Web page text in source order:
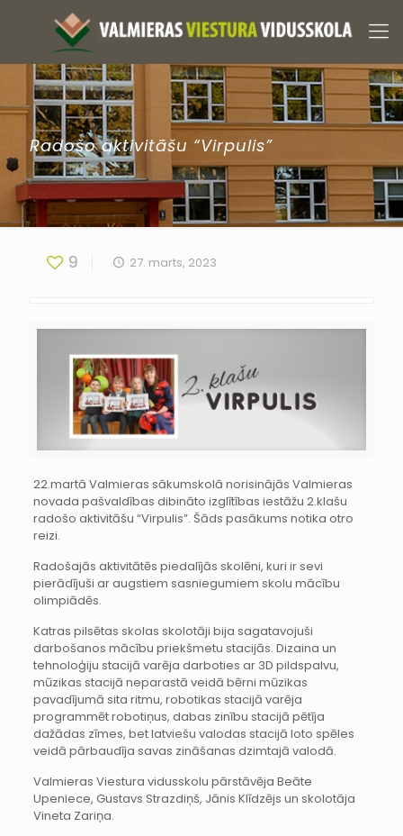
Radošo aktivitāšu “Virpulis”
9 27. marts, 2023
22.martā Valmieras sākumskolā norisinājās Valmieras
novada pašvaldības dibināto izglītības iestāžu 2.klašu
radošo aktivitāšu “Virpulis”. Šāds pasākums notika otro
reizi.
Radošajās aktivitātēs piedalījās skolēni, kuri ir sevi
pierādījuši ar augstiem sasniegumiem skolu mācību
olimpiādēs.
Katras pilsētas skolas skolotāji bija sagatavojuši
darbošanos mācību priekšmetu stacijās. Dizaina un
tehnoloģiju stacijā varēja darboties ar 3D pildspalvu,
mūzikas stacijā neparastā veidā bērni mūzikas
pavadījumā sita ritmu, robotikas stacijā varēja
programmēt robotiņus, dabas zinību stacijā pētīja
dažādas zīmes, bet latviešu valodas stacijā loto spēles
veidā pārbaudīja savas zināšanas dzimtajā valodā.
Valmieras Viestura vidusskolu pārstāvēja Beāte
Upeniece, Gustavs Strazdiņš, Jānis Klīdzējs un skolotāja
Vineta Zariņa.